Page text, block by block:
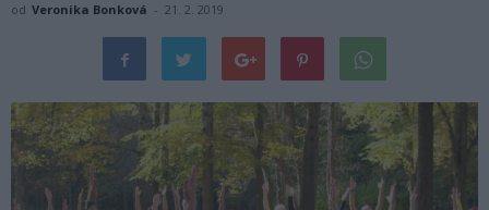
od Veronika Bonková - 21. 2. 2019